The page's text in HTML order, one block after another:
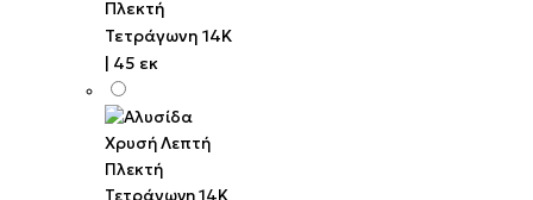
Πλεκτή
Τετράγωνη 14K
| 45 εκ